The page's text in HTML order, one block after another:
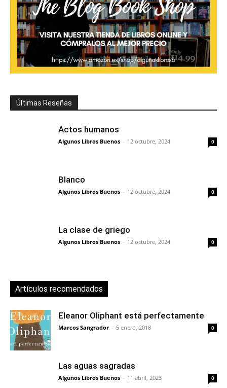
Últimas Reseñas
Actos humanos
Algunos Libros Buenos - 12 octubre, 2024 0
Blanco
Algunos Libros Buenos - 12 octubre, 2024 0
La clase de griego
Algunos Libros Buenos - 12 octubre, 2024 0
Artículos recomendados
Eleanor Oliphant está perfectamente
Marcos Sangrador - 5 enero, 2018 0
Las aguas sagradas
Algunos Libros Buenos - 11 abril, 2023 0